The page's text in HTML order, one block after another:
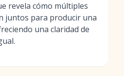
revela cómo múltiples
juntos para producir una
una claridad de